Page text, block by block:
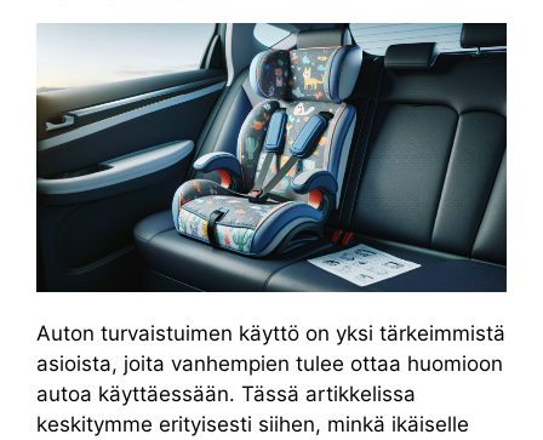
Auton turvaistuimen käyttö on yksi tärkeimmistä
asioista, joita vanhempien tulee ottaa huomioon
autoa käyttäessään. Tässä artikkelissa
keskitymme erityisesti siihen, minkä ikäiselle